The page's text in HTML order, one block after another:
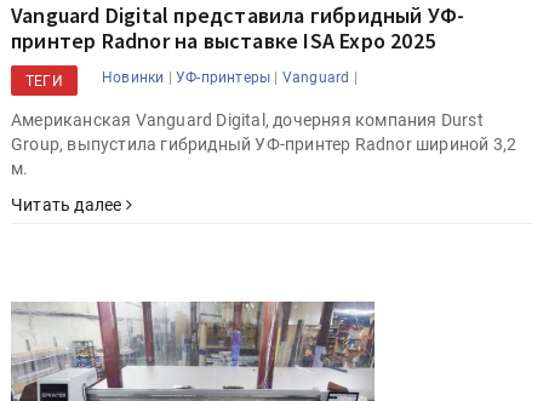
Vanguard Digital представила гибридный УФ-
принтер Radnor на выставке ISA Expo 2025
ТЕГИ Новинки |УФ-принтеры | Vanguard |
Американская Vanguard Digital, дочерняя компания Durst
Group, выпустила гибридный УФ-принтер Radnor шириной 3,2
м.
Читать далее